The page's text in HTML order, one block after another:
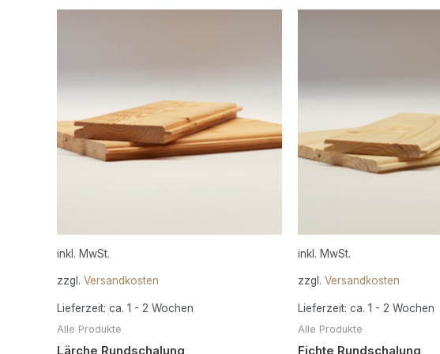
inkl. MwSt.
zzgl. Versandkosten
Lieferzeit: ca. 1 - 2 Wochen
Alle Produkte
Lärche Rundschalung
auf.
Die
Optionen
inkl. MwSt.
zzgl. Versandkosten
Lieferzeit: ca. 1 - 2 Wochen
Alle Produkte
Fichte Rundschalung